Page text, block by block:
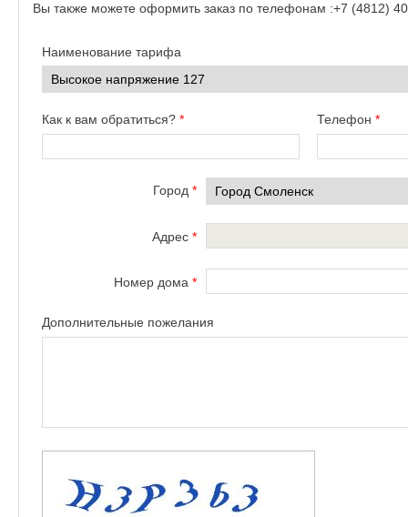
Вы также можете оформить заказ по телефонам :+7 (4812)
Наименование тарифа
Как к вам обратиться? * Телефон*
Город *
Адрес *
Номер дома *
Дополнительные пожелания